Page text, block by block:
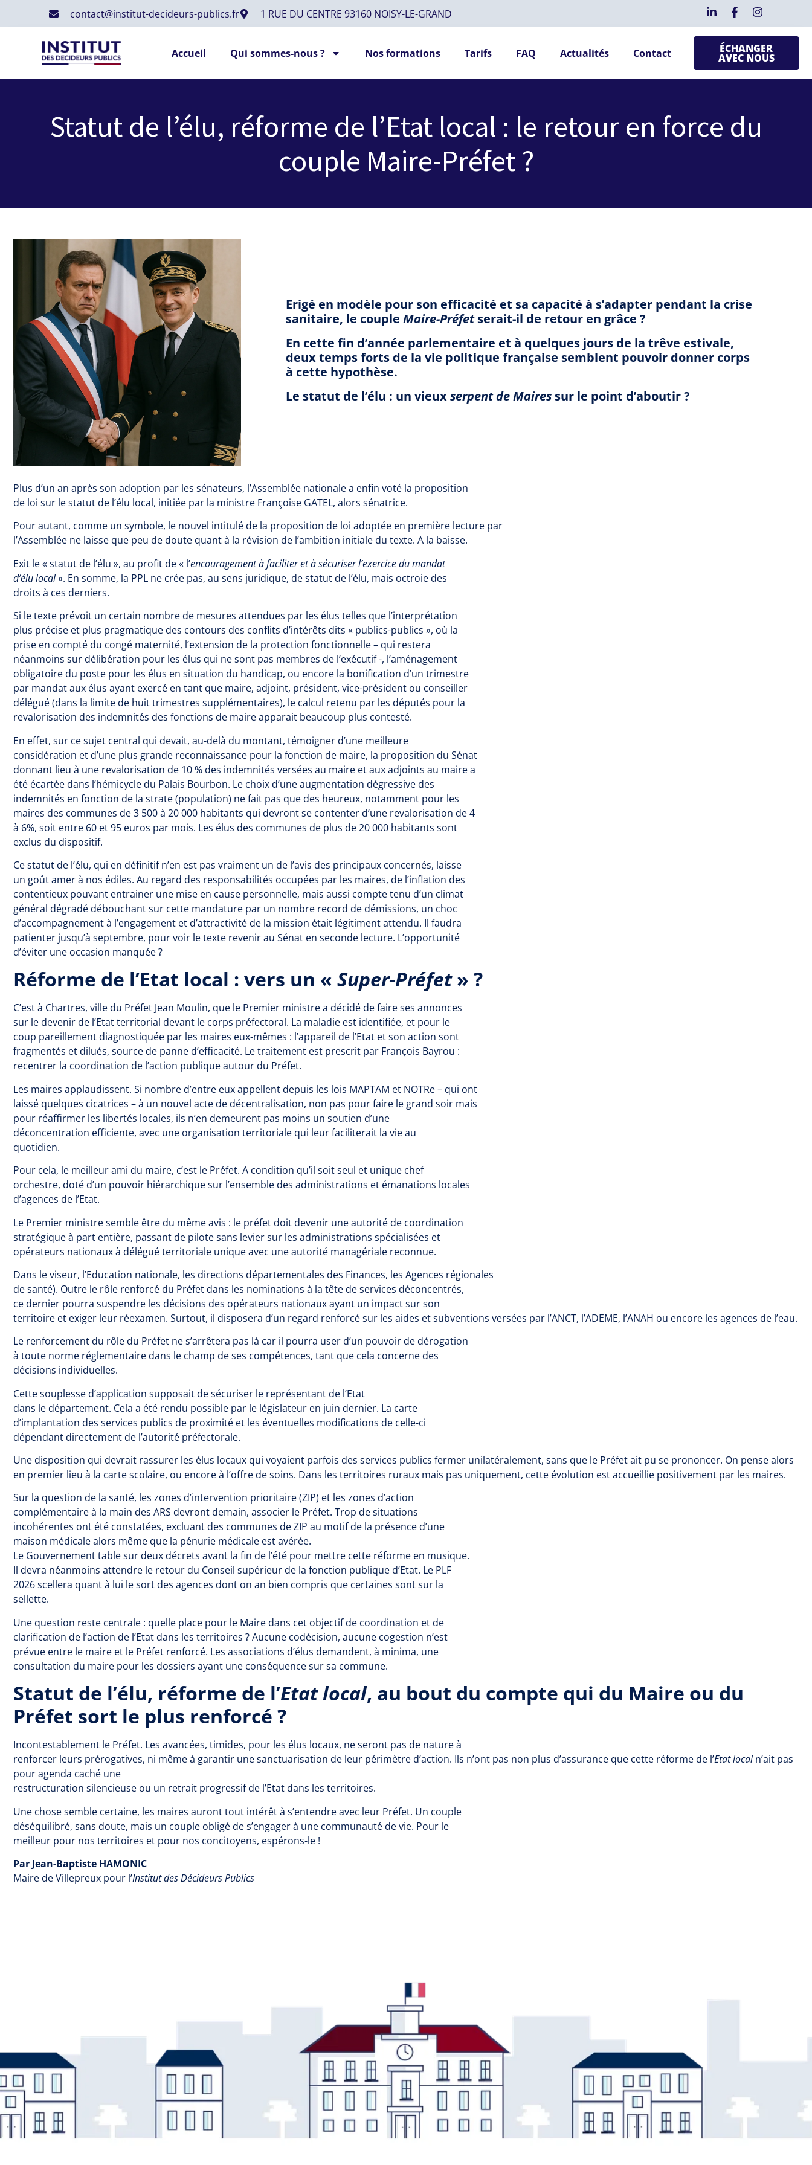
contact@institut-decideurs-publics.fr 1 RUE DU CENTRE 93160 NOISY-LE-GRAND
Accueil Qui sommes-nous ? Nos formations Tarifs FAQ Actualités Contact ÉCHANGER
AVEC NOUS
Statut de l’élu, réforme de l’Etat local : le retour en force du
couple Maire-Préfet ?
Erigé en modèle pour son efficacité et sa capacité à s’adapter pendant la crise
sanitaire, le couple Maire-Préfetserait-il de retour en grâce ?
En cette fin d’année parlementaire et à quelques jours de la trêve estivale,
deux temps forts de la vie politique française semblent pouvoir donner corps
à cette hypothèse.
Le statut de l’élu : un vieuxserpent de Mairessur le point d’aboutir ?
Plus d’un an après son adoption par les sénateurs, l’Assemblée nationale a enfin voté la proposition
de loi sur le statut de l’élu local, initiée par la ministre Françoise GATEL, alors sénatrice.
Pour autant, comme un symbole, le nouvel intitulé de la proposition de loi adoptée en première lecture par
l’Assemblée ne laisse que peu de doute quant à la révision de l’ambition initiale du texte. A la baisse.
Exit le « statut de l’élu », au profit de « l’encouragement à faciliter et à sécuriser l’exercice du mandat
d’élu local». En somme, la PPL ne crée pas, au sens juridique, de statut de l’élu, mais octroie des
droits à ces derniers.
Si le texte prévoit un certain nombre de mesures attendues par les élus telles que l’interprétation
plus précise et plus pragmatique des contours des conflits d’intérêts dits « publics-publics », où la
prise en compté du congé maternité, l’extension de la protection fonctionnelle – qui restera
néanmoins sur délibération pour les élus qui ne sont pas membres de l’exécutif -, l’aménagement
obligatoire du poste pour les élus en situation du handicap, ou encore la bonification d’un trimestre
par mandat aux élus ayant exercé en tant que maire, adjoint, président, vice-président ou conseiller
délégué (dans la limite de huit trimestres supplémentaires), le calcul retenu par les députés pour la
revalorisation des indemnités des fonctions de maire apparait beaucoup plus contesté.
En effet, sur ce sujet central qui devait, au-delà du montant, témoigner d’une meilleure
considération et d’une plus grande reconnaissance pour la fonction de maire, la proposition du Sénat
donnant lieu à une revalorisation de 10 % des indemnités versées au maire et aux adjoints au maire a
été écartée dans l’hémicycle du Palais Bourbon. Le choix d’une augmentation dégressive des
indemnités en fonction de la strate (population) ne fait pas que des heureux, notamment pour les
maires des communes de 3 500 à 20 000 habitants qui devront se contenter d’une revalorisation de 4
à 6%, soit entre 60 et 95 euros par mois. Les élus des communes de plus de 20 000 habitants sont
exclus du dispositif.
Ce statut de l’élu, qui en définitif n’en est pas vraiment un de l’avis des principaux concernés, laisse
un goût amer à nos édiles. Au regard des responsabilités occupées par les maires, de l’inflation des
contentieux pouvant entrainer une mise en cause personnelle, mais aussi compte tenu d’un climat
général dégradé débouchant sur cette mandature par un nombre record de démissions, un choc
d’accompagnement à l’engagement et d’attractivité de la mission était légitiment attendu. Il faudra
patienter jusqu’à septembre, pour voir le texte revenir au Sénat en seconde lecture. L’opportunité
d’éviter une occasion manquée ?
Réforme de l’Etat local : vers un « Super-Préfet» ?
C’est à Chartres, ville du Préfet Jean Moulin, que le Premier ministre a décidé de faire ses annonces
sur le devenir de l’Etat territorial devant le corps préfectoral. La maladie est identifiée, et pour le
coup pareillement diagnostiquée par les maires eux-mêmes : l’appareil de l’Etat et son action sont
fragmentés et dilués, source de panne d’efficacité. Le traitement est prescrit par François Bayrou :
recentrer la coordination de l’action publique autour du Préfet.
Les maires applaudissent. Si nombre d’entre eux appellent depuis les lois MAPTAM et NOTRe – qui ont
laissé quelques cicatrices – à un nouvel acte de décentralisation, non pas pour faire le grand soir mais
pour réaffirmer les libertés locales, ils n’en demeurent pas moins un soutien d’une
déconcentration efficiente, avec une organisation territoriale qui leur faciliterait la vie au
quotidien.
Pour cela, le meilleur ami du maire, c’est le Préfet. A condition qu’il soit seul et unique chef
orchestre, doté d’un pouvoir hiérarchique sur l’ensemble des administrations et émanations locales
d’agences de l’Etat.
Le Premier ministre semble être du même avis : le préfet doit devenir une autorité de coordination
stratégique à part entière, passant de pilote sans levier sur les administrations spécialisées et
opérateurs nationaux à délégué territoriale unique avec une autorité managériale reconnue.
Dans le viseur, l’Education nationale, les directions départementales des Finances, les Agences régionales
de santé). Outre le rôle renforcé du Préfet dans les nominations à la tête de services déconcentrés,
ce dernier pourra suspendre les décisions des opérateurs nationaux ayant un impact sur son
territoire et exiger leur réexamen. Surtout, il disposera d’un regard renforcé sur les aides et subventions versées par l’ANCT, l’ADEME, l’ANAH ou encore les agences de l’eau.
Le renforcement du rôle du Préfet ne s’arrêtera pas là car il pourra user d’un pouvoir de dérogation
à toute norme réglementaire dans le champ de ses compétences, tant que cela concerne des
décisions individuelles.
Cette souplesse d’application supposait de sécuriser le représentant de l’Etat
dans le département. Cela a été rendu possible par le législateur en juin dernier. La carte
d’implantation des services publics de proximité et les éventuelles modifications de celle-ci
dépendant directement de l’autorité préfectorale.
Une disposition qui devrait rassurer les élus locaux qui voyaient parfois des services publics fermer unilatéralement, sans que le Préfet ait pu se prononcer. On pense alors
en premier lieu à la carte scolaire, ou encore à l’offre de soins. Dans les territoires ruraux mais pas uniquement, cette évolution est accueillie positivement par les maires.
Sur la question de la santé, les zones d’intervention prioritaire (ZIP) et les zones d’action
complémentaire à la main des ARS devront demain, associer le Préfet. Trop de situations
incohérentes ont été constatées, excluant des communes de ZIP au motif de la présence d’une
maison médicale alors même que la pénurie médicale est avérée.
Le Gouvernement table sur deux décrets avant la fin de l’été pour mettre cette réforme en musique.
Il devra néanmoins attendre le retour du Conseil supérieur de la fonction publique d’Etat. Le PLF
2026 scellera quant à lui le sort des agences dont on an bien compris que certaines sont sur la
sellette.
Une question reste centrale : quelle place pour le Maire dans cet objectif de coordination et de
clarification de l’action de l’Etat dans les territoires ? Aucune codécision, aucune cogestion n’est
prévue entre le maire et le Préfet renforcé. Les associations d’élus demandent, à minima, une
consultation du maire pour les dossiers ayant une conséquence sur sa commune.
Statut de l’élu, réforme de l’Etat local, au bout du compte qui du Maire ou du
Préfet sort le plus renforcé ?
Incontestablement le Préfet. Les avancées, timides, pour les élus locaux, ne seront pas de nature à
renforcer leurs prérogatives, ni même à garantir une sanctuarisation de leur périmètre d’action. Ils n’ont pas non plus d’assurance que cette réforme de l’Etat localn’ait pas
pour agenda caché une
restructuration silencieuse ou un retrait progressif de l’Etat dans les territoires.
Une chose semble certaine, les maires auront tout intérêt à s’entendre avec leur Préfet. Un couple
déséquilibré, sans doute, mais un couple obligé de s’engager à une communauté de vie. Pour le
meilleur pour nos territoires et pour nos concitoyens, espérons-le !
Par Jean-Baptiste HAMONIC
Maire de Villepreux pour l’Institut des Décideurs Publics